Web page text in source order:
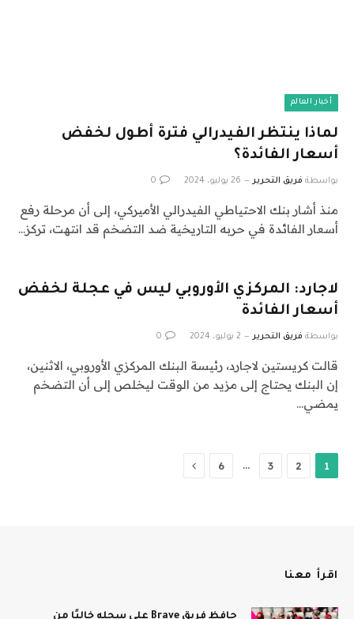
أخبار العالم
لماذا ينتظر الفيدرالي فترة أطول لخفض
أسعار الفائدة؟
بواسطة فريق التحرير 26 يوليو، 2024 0
منذ أشار بنك الاحتياطي الفيدرالي الأميركي، إلى أن مرحلة رفع
أسعار الفائدة في حربه التاريخية ضد التضخم قد انتهت، تركز…
لاجارد: المركزي الأوروبي ليس في عجلة لخفض
أسعار الفائدة
بواسطة فريق التحرير 2 يوليو، 2024 0
قالت كريستين لاجارد، رئيسة البنك المركزي الأوروبي، الاثنين،
إن البنك يحتاج إلى مزيد من الوقت ليخلص إلى أن التضخم
يمضي…
1
2
3
…
6 التالي
اقرأ معنا
حافظ فريق Brave على سجله خاليًا من